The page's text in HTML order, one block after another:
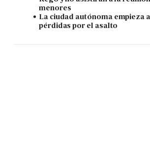
menores
La ciudad autónoma empieza
pérdidas por el asalto